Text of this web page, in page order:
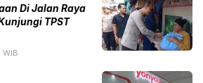
Di Jalan Raya
TPST